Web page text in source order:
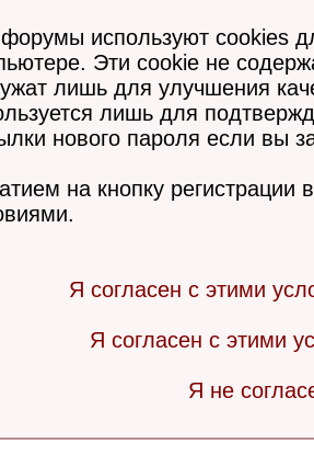
используют cookies
Эти cookie не
лишь для улучшения
лишь для
нового пароля если вы
на кнопку регистрации
Я согласен с этими
Я согласен с этими
Я не